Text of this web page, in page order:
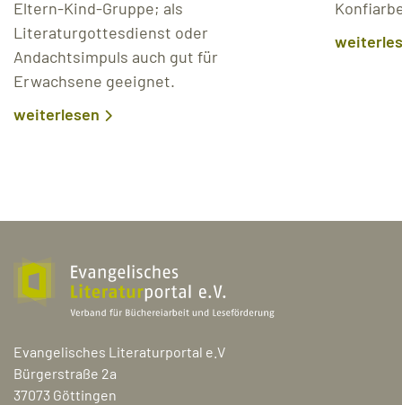
Eltern-Kind-Gruppe; als
Literaturgottesdienst oder
Andachtsimpuls auch gut für
Erwachsene geeignet.
weiterlesen
Evangelisches Literaturportal e.V
Bürgerstraße 2a
37073 Göttingen